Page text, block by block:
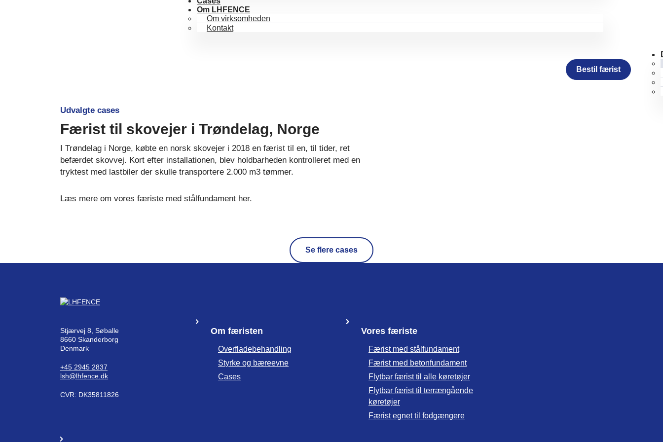
Om LHFENCE
Om virksomheden
Kontakt
Bestil færist
Udvalgte cases
Færist til skovejer i Trøndelag, Norge
I Trøndelag i Norge, købte en norsk skovejer i 2018 en færist til en, til tider, ret
befærdet skovvej. Kort efter installationen, blev holdbarheden kontrolleret med en
tryktest med lastbiler der skulle transportere 2.000 m3 tømmer.
Læs mere om vores færiste med stålfundament her.
Se flere cases
Stjærvej 8, Søballe
8660 Skanderborg
Denmark
+45 2945 2837
lsh@lhfence.dk
CVR: DK35811826
Om færisten
Overfladebehandling
Styrke og bæreevne
Cases
Vores færiste
Færist med stålfundament
Færist med betonfundament
Flytbar færist til alle køretøjer
Flytbar færist til terrængående
køretøjer
Færist egnet til fodgængere